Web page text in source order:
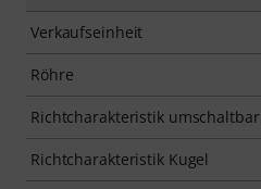
Verkaufseinheit
Röhre
Richtcharakteristik umschaltbar
Richtcharakteristik Kugel